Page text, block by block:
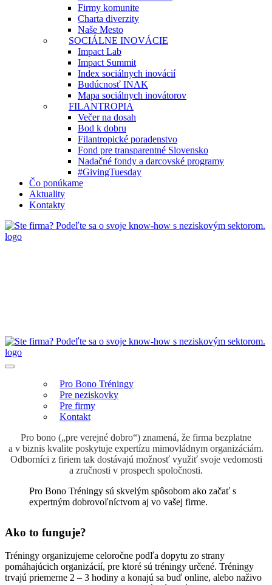
Firmy komunite
Charta diverzity
Naše Mesto
SOCIÁLNE INOVÁCIE
Impact Lab
Impact Summit
Index sociálnych inovácií
Budúcnosť INAK
Mapa sociálnych inovátorov
FILANTROPIA
Večer na dosah
Bod k dobru
Filantropické poradenstvo
Fond pre transparentné Slovensko
Nadačné fondy a darcovské programy
#GivingTuesday
Čo ponúkame
Aktuality
Kontakty
Pro Bono Tréningy
Pre neziskovky
Pre firmy
Kontakt
Pro bono („pre verejné dobro“) znamená, že firma bezplatne
a v biznis kvalite poskytuje expertízu mimovládnym organizáciám.
Odborníci z firiem tak dostávajú možnosť využiť svoje vedomosti
a zručnosti v prospech spoločnosti.
Pro Bono Tréningy sú skvelým spôsobom ako začať s
expertným dobrovoľníctvom aj vo vašej firme.
Ako to funguje?
Tréningy organizujeme celoročne podľa dopytu zo strany
pomáhajúcich organizácií, pre ktoré sú tréningy určené. Tréningy
trvajú priemerne 2 – 3 hodiny a konajú sa buď online, alebo naživo